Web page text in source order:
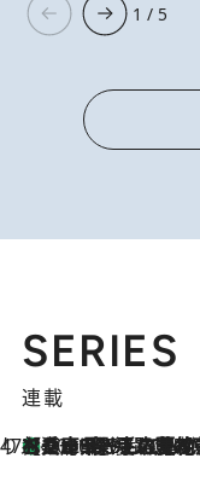
1 / 5
SERIES
連載
47都道府県の手みやげ ひんやりスイーツで夏を満喫
2026.8.8
【兵庫県】この夏絶対食べたい 冷やしておいしいおやつ3選 淡路島の恵みをジェラートに集約